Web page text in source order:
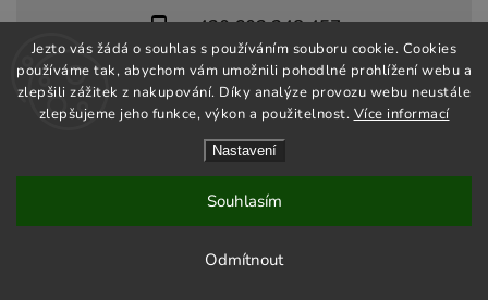
Jezto vás žádá o souhlas s používáním souboru cookie. Cookies
používáme tak, abychom vám umožnili pohodlné prohlížení webu a
zlepšili zážitek z nakupování. Díky analýze provozu webu neustále
zlepšujeme jeho funkce, výkon a použitelnost. Více informací
Nastavení
Odmítnout
Souhlasím
+420 603 248 457
info@jeztomarket.cz
Shoptet | Design